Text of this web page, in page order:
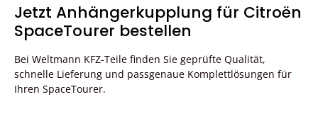
Jetzt Anhängerkupplung für Citroën
SpaceTourer bestellen
Bei Weltmann KFZ-Teile finden Sie geprüfte Qualität,
schnelle Lieferung und passgenaue Komplettlösungen für
Ihren SpaceTourer.